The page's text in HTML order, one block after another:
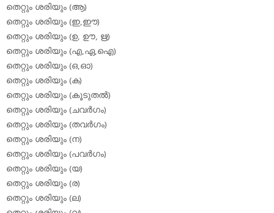
തെറ്റും ശരിയും (ആ)
തെറ്റും ശരിയും (ഇ,ഈ)
തെറ്റും ശരിയും (ഉ, ഊ, ഋ)
തെറ്റും ശരിയും (എ,ഏ,ഐ)
തെറ്റും ശരിയും (ഒ,ഓ)
തെറ്റും ശരിയും (ക)
തെറ്റും ശരിയും (കൂടുതല്‍)
തെറ്റും ശരിയും (ചവര്‍ഗം)
തെറ്റും ശരിയും (തവര്‍ഗം)
തെറ്റും ശരിയും (ന)
തെറ്റും ശരിയും (പവര്‍ഗം)
തെറ്റും ശരിയും (യ)
തെറ്റും ശരിയും (ര)
തെറ്റും ശരിയും (ല)